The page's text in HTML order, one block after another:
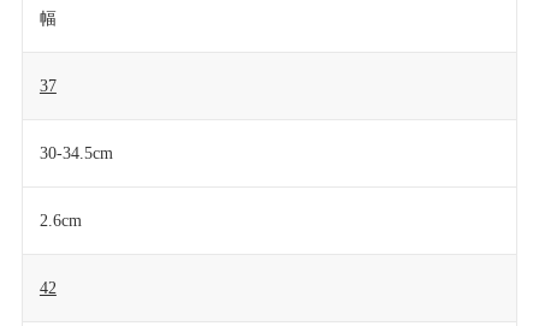
幅
37
30-34.5cm
2.6cm
42